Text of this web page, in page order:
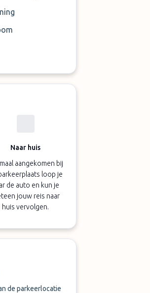
Naar huis
aangekomen bij
loop je
de auto en kun je
jouw reis naar
huis vervolgen.
de parkeerlocatie